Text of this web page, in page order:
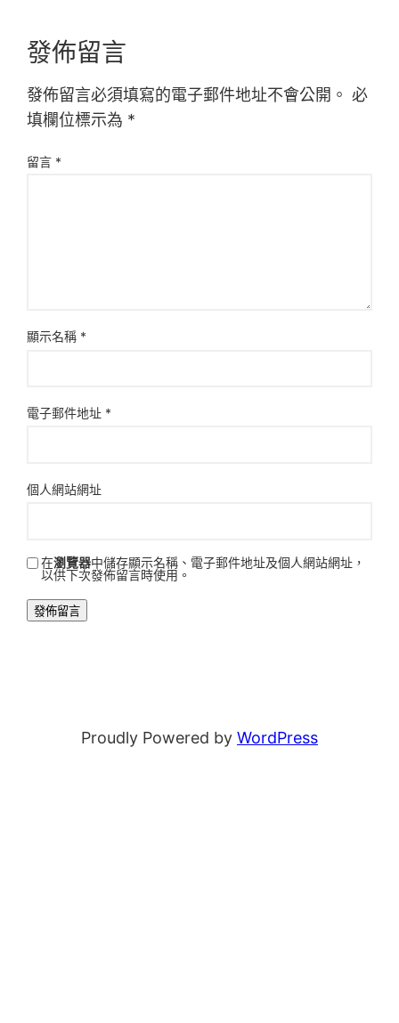
發佈留言
發佈留言必須填寫的電子郵件地址不會公開。 必
填欄位標示為 *
留言 *
顯示名稱 *
電子郵件地址 *
個人網站網址
在瀏覽器中儲存顯示名稱、電子郵件地址及個人網站網址，
以供下次發佈留言時使用。
Proudly Powered by WordPress